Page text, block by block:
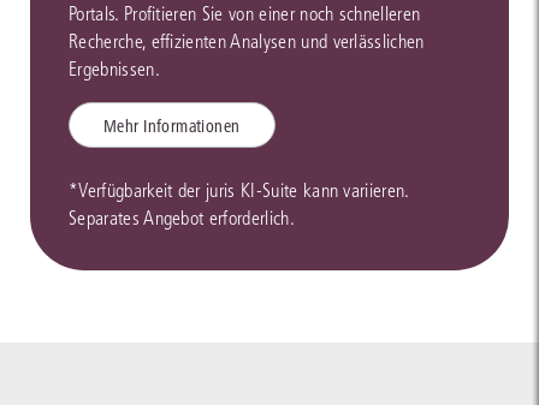
Portals. Profitieren Sie von einer noch schnelleren
Recherche, effizienten Analysen und verlässlichen
Ergebnissen.
Mehr Informationen
*Verfügbarkeit der juris KI-Suite kann variieren.
Separates Angebot erforderlich.